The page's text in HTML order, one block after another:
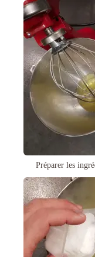
Préparer les